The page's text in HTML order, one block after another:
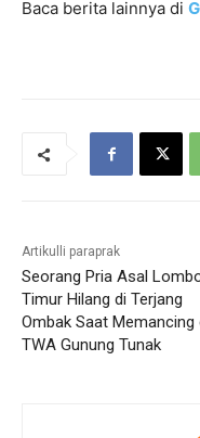
Baca berita lainnya di
Artikulli paraprak
Seorang Pria Asal
Timur Hilang di Terjang
Ombak Saat Memancing
TWA Gunung Tunak